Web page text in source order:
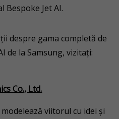
Bespoke Jet AI.
despre gama completă de
de la Samsung, vizitați:
Co., Ltd.
viitorul cu idei și